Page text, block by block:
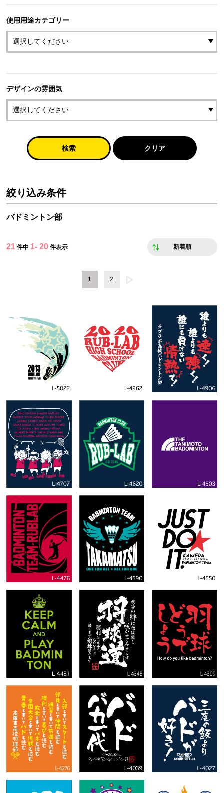
使用用途カテゴリー
デザインの雰囲気
検索 クリア
絞り込み条件
バドミントン部
21 件中 1- 20 件表示 新着順
1 2